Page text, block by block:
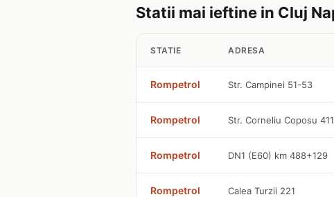
Statii mai ieftine in Cluj
STATIE ADRESA
Rompetrol Str. Campinei 51-53
Rompetrol Str. Corneliu Coposu
Rompetrol DN1 (E60) km 488+129
Rompetrol Calea Turzii 221